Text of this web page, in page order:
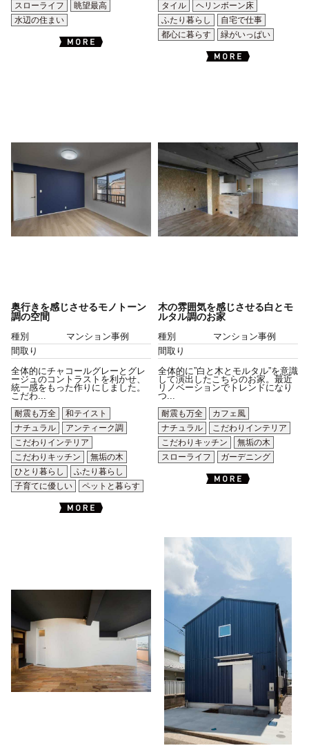
スローライフ
眺望最高
水辺の住まい
タイル
ヘリンボーン床
ふたり暮らし
自宅で仕事
都心に暮らす
緑がいっぱい
奥行きを感じさせるモノトーン
調の空間
種別
マンション事例
間取り
全体的にチャコールグレーとグレ
ージュのコントラストを利かせ、
統一感をもった作りにしました。
こだわ...
耐震も万全
和テイスト
ナチュラル
アンティーク調
こだわりインテリア
こだわりキッチン
無垢の木
ひとり暮らし
ふたり暮らし
子育てに優しい
ペットと暮らす
木の雰囲気を感じさせる白とモ
ルタル調のお家
種別
マンション事例
間取り
全体的に”白と木とモルタル”を意識
して演出したこちらのお家。最近
リノベーションでトレンドになり
つ...
耐震も万全
カフェ風
ナチュラル
こだわりインテリア
こだわりキッチン
無垢の木
スローライフ
ガーデニング